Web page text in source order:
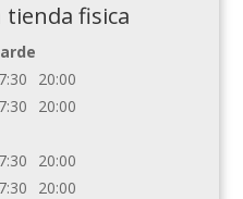
fisica
20:00
20:00
20:00
20:00